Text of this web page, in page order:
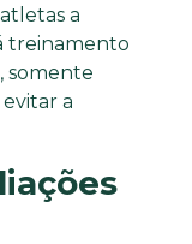
a
treinamento
somente
a